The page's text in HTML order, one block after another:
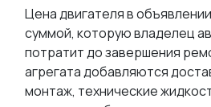
Цена двигателя в
суммой, которую владелец
потратит до завершения
агрегата добавляются
монтаж, технические